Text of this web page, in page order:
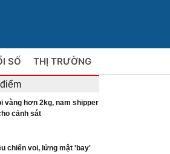
SỐ THỊ TRƯỜNG
vàng hơn 2kg, nam shipper
cảnh sát
chiến voi, lửng mật 'bay'